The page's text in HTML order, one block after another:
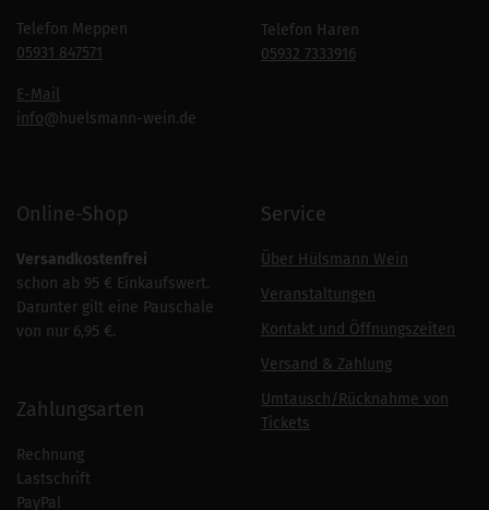
Telefon Meppen
05931 847571
E-Mail
info@huelsmann-wein.de
Telefon Haren
05932 7333916
Online-Shop
Versandkostenfrei
schon ab 95 € Einkaufswert.
Darunter gilt eine Pauschale
von nur 6,95 €.
Zahlungsarten
Rechnung
Lastschrift
PayPal
Service
Über Hülsmann Wein
Veranstaltungen
Kontakt und Öffnungszeiten
Versand & Zahlung
Umtausch/Rücknahme von
Tickets